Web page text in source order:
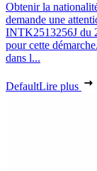
Obtenir la
demande une
INTK2513256J du
pour cette
dans l...
DefaultLire plus